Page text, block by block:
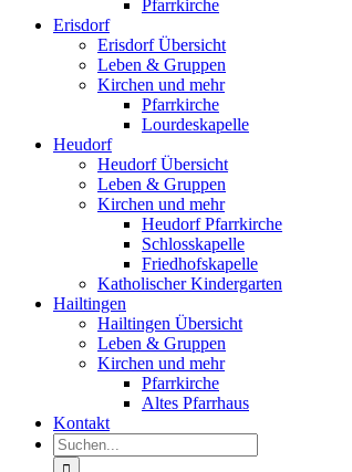
Pfarrkirche
Erisdorf
Erisdorf Übersicht
Leben & Gruppen
Kirchen und mehr
Pfarrkirche
Lourdeskapelle
Heudorf
Heudorf Übersicht
Leben & Gruppen
Kirchen und mehr
Heudorf Pfarrkirche
Schlosskapelle
Friedhofskapelle
Katholischer Kindergarten
Hailtingen
Hailtingen Übersicht
Leben & Gruppen
Kirchen und mehr
Pfarrkirche
Altes Pfarrhaus
Kontakt
Suche
nach: